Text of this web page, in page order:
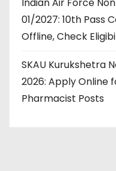
01/2027: 10th Pass
Offline, Check
SKAU Kurukshetra
2026: Apply Online
Pharmacist Posts